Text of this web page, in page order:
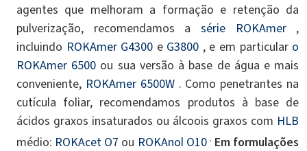
agentes que melhoram a formação e retenção da
pulverização, recomendamos a série ROKAmer,
incluindo ROKAmer G4300 e G3800 , e em particular o
ROKAmer 6500 ou sua versão à base de água e mais
conveniente, ROKAmer 6500W. Como penetrantes na
cutícula foliar, recomendamos produtos à base de
ácidos graxos insaturados ou álcoois graxos com HLB
médio: ROKAcet O7 ou ROKAnol O10 . Em formulações